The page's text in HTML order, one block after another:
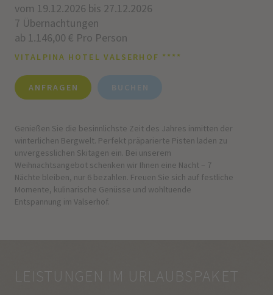
vom 19.12.2026 bis 27.12.2026
7 Übernachtungen
ab 1.146,00 € Pro Person
VITALPINA HOTEL VALSERHOF ****
ANFRAGEN BUCHEN
Genießen Sie die besinnlichste Zeit des Jahres inmitten der
winterlichen Bergwelt. Perfekt präparierte Pisten laden zu
unvergesslichen Skitagen ein. Bei unserem
Weihnachtsangebot schenken wir Ihnen eine Nacht – 7
Nächte bleiben, nur 6 bezahlen. Freuen Sie sich auf festliche
Momente, kulinarische Genüsse und wohltuende
Entspannung im Valserhof.
LEISTUNGEN IM URLAUBSPAKET